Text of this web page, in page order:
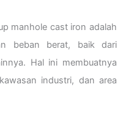
manhole cast iron adalah
beban berat, baik dari
Hal ini membuatnya
industri, dan area